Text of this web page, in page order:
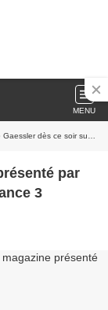
MENU
dès ce soir sur France 3
par
3